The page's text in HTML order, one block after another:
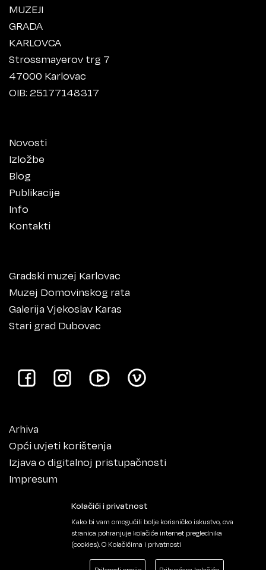
MUZEJI
GRADA
KARLOVCA
Strossmayerov trg 7
47000 Karlovac
OIB: 25177148317
Novosti
Izložbe
Blog
Publikacije
Info
Kontakti
Gradski muzej Karlovac
Muzej Domovinskog rata
Galerija Vjekoslav Karas
Stari grad Dubovac
Arhiva
Opći uvjeti korištenja
Izjava o digitalnoj pristupačnosti
Impresum
Kolačići i privatnost
Kako bi vam omogućili bolje korisničko iskustvo, ova
stranica pohranjuje kolačiće internet preglednika
(cookies).O Kolačićima i privatnosti